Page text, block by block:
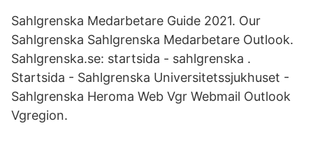
Sahlgrenska Medarbetare Guide 2021. Our
Sahlgrenska Sahlgrenska Medarbetare Outlook.
Sahlgrenska.se: startsida - sahlgrenska .
Startsida - Sahlgrenska Universitetssjukhuset -
Sahlgrenska Heroma Web Vgr Webmail Outlook
Vgregion.